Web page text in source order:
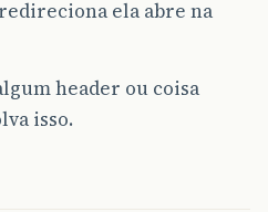
ela abre na
header ou coisa
isso.